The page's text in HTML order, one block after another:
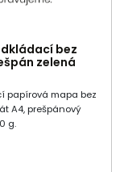
bez
zelená
papírová mapa bez
A4, prešpánový
g.